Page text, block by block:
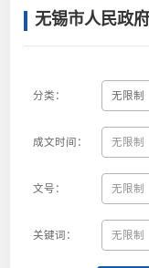
无锡市人民政
分类：
成文时间：
文号：
关键词：